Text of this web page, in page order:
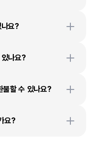
요?
나요?
불할 수 있나요?
요?